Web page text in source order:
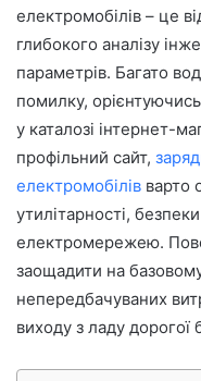
електромобілів – це
глибокого аналізу
параметрів. Багато
помилку,
у каталозі інтернет-
профільний сайт,
електромобілів варто
утилітарності,
електромережею.
заощадити на
непередбачуваних
виходу з ладу дорогої